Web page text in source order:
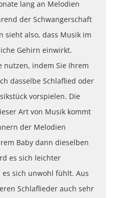
lang an Melodien
der Schwangerschaft
sieht also, dass Musik im
Gehirn einwirkt.
nutzen, indem Sie Ihrem
dasselbe Schlaflied oder
vorspielen. Die
Art von Musik kommt
der Melodien
Baby dann dieselben
es sich leichter
sich unwohl fühlt. Aus
Schlaflieder auch sehr